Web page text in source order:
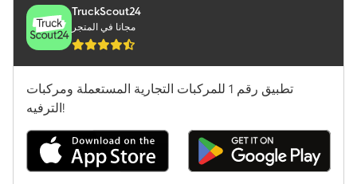
Caterpillar Cs64B
Caterpillar D8T
Jcb 406
Jcb 409
Jcb 535-95
TruckScout24
مجانا في المتجر
تطبيق رقم 1 للمركبات التجارية المستعملة ومركبات
الترفيه!